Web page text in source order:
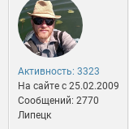
Активность: 3323
На сайте c 25.02.2009
Сообщений: 2770
Липецк